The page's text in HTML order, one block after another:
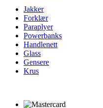
Jakker
Forklær
Paraplyer
Powerbanks
Handlenett
Glass
Gensere
Krus